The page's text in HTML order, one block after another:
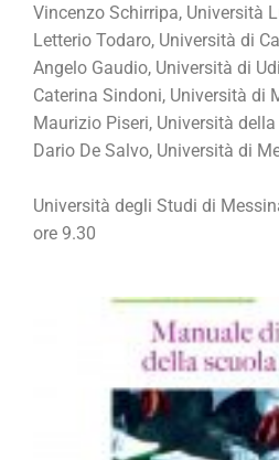
Vincenzo Schirripa, Università
Letterio Todaro, Università di
Angelo Gaudio, Università di
Caterina Sindoni, Università di
Maurizio Piseri, Università della
Dario De Salvo, Università di
Università degli Studi di
ore 9.30